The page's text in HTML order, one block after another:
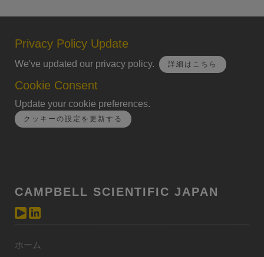
Privacy Policy Update
We've updated our privacy policy. 詳細はこちら
Cookie Consent
Update your cookie preferences.
クッキーの設定を更新する
CAMPBELL SCIENTIFIC JAPAN
ホーム